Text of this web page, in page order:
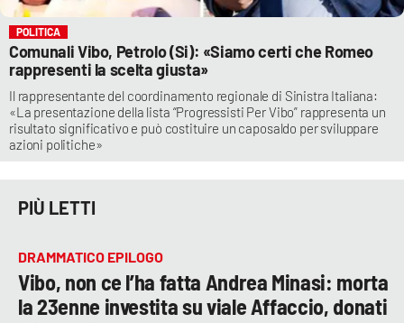
POLITICA
Comunali Vibo, Petrolo (Si): «Siamo certi che Romeo
rappresenti la scelta giusta»
Il rappresentante del coordinamento regionale di Sinistra Italiana:
«La presentazione della lista “Progressisti Per Vibo” rappresenta un
risultato significativo e può costituire un caposaldo per sviluppare
azioni politiche»
PIÙ LETTI
DRAMMATICO EPILOGO
Vibo, non ce l’ha fatta Andrea Minasi: morta
la 23enne investita su viale Affaccio, donati